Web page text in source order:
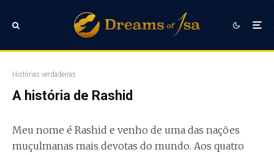
Histórias verdadeiras
A história de Rashid
Meu nome é Rashid e venho de uma das nações
muçulmanas mais devotas do mundo. Aos quatro